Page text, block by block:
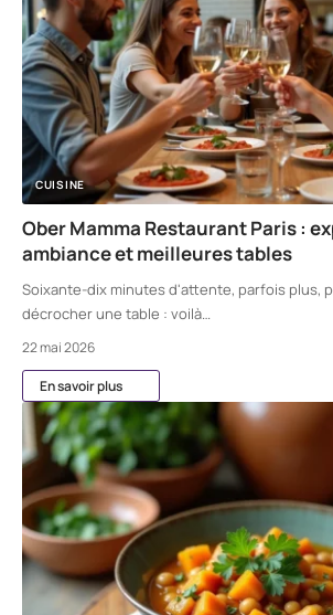
CUISINE
Ober Mamma Restaurant Paris :
ambiance et meilleures tables
Soixante-dix minutes d'attente, parfois plus,
décrocher une table : voilà…
22 mai 2026
En savoir plus